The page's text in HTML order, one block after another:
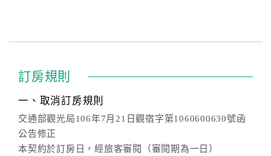
訂房規則
一、取消訂房規則
交通部觀光局106年7月21日觀宿字第1060600630號函
公告修正
本契約於訂房日，經旅客審閱（審閱期為一日）